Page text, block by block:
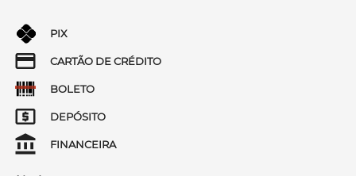
PIX
CARTÃO DE CRÉDITO
BOLETO
DEPÓSITO
FINANCEIRA